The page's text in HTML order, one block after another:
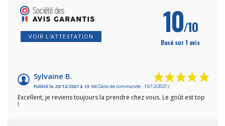
VOIR L'ATTESTATION 10/10
Basé sur 1 avis
Sylvaine B.
Publié le 23/12/2021 à 13:16(Date de commande : 15/12/2021)
Excellent, je reviens toujours la prendre chez vous. Le goût est top
!